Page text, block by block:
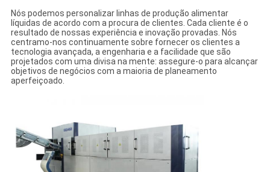
Nós podemos personalizar linhas de produção alimentar
líquidas de acordo com a procura de clientes. Cada cliente é o
resultado de nossas experiência e inovação provadas. Nós
centramo-nos continuamente sobre fornecer os clientes a
tecnologia avançada, a engenharia e a facilidade que são
projetados com uma divisa na mente: assegure-o para alcançar
objetivos de negócios com a maioria de planeamento
aperfeiçoado.